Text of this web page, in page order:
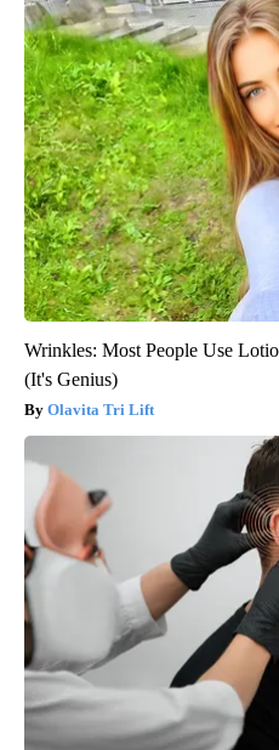
Wrinkles: Most People Use
(It's Genius)
Olavita Tri Lift